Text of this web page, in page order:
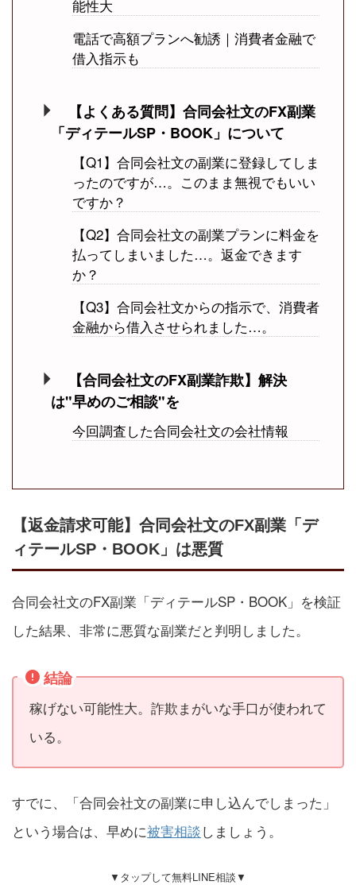
能性大
電話で高額プランへ勧誘｜消費者金融で
借入指示も
【よくある質問】合同会社文のFX副業
「ディテールSP・BOOK」について
【Q1】合同会社文の副業に登録してしま
ったのですが…。このまま無視でもいい
ですか？
【Q2】合同会社文の副業プランに料金を
払ってしまいました…。返金できます
か？
【Q3】合同会社文からの指示で、消費者
金融から借入させられました…。
【合同会社文のFX副業詐欺】解決
は"早めのご相談"を
今回調査した合同会社文の会社情報
【返金請求可能】合同会社文のFX副業「デ
ィテールSP・BOOK」は悪質
合同会社文のFX副業「ディテールSP・BOOK」を検証
した結果、非常に悪質な副業だと判明しました。
結論
稼げない可能性大。詐欺まがいな手口が使われて
いる。
すでに、「合同会社文の副業に申し込んでしまった」
という場合は、早めに被害相談しましょう。
▼タップして無料LINE相談▼